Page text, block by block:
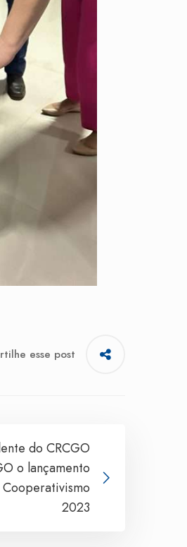
esse post
do CRCGO
o lançamento
2023